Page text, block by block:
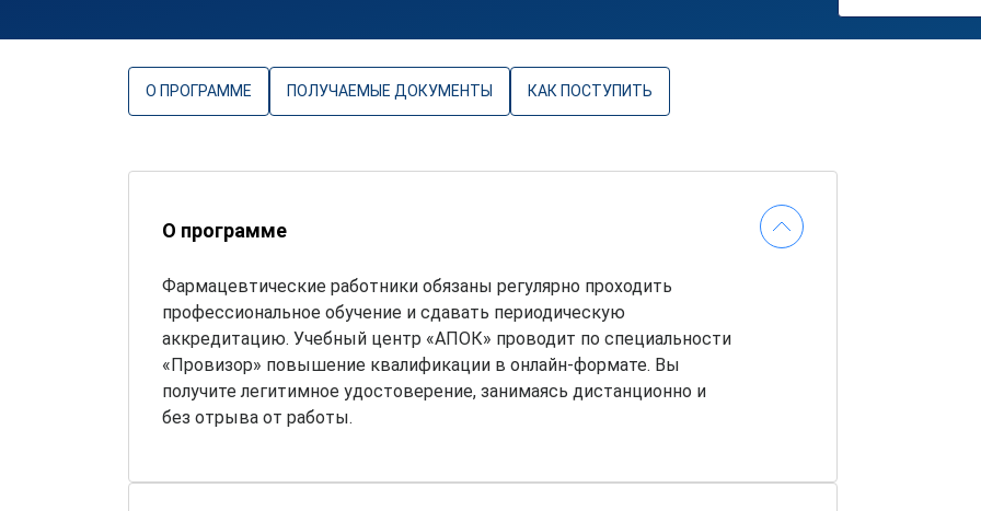
О ПРОГРАММЕ ПОЛУЧАЕМЫЕ ДОКУМЕНТЫ КАК ПОСТУПИТЬ
О программе
Фармацевтические работники обязаны регулярно проходить
профессиональное обучение и сдавать периодическую
аккредитацию. Учебный центр «АПОК» проводит по специальности
«Провизор» повышение квалификации в онлайн-формате. Вы
получите легитимное удостоверение, занимаясь дистанционно и
без отрыва от работы.